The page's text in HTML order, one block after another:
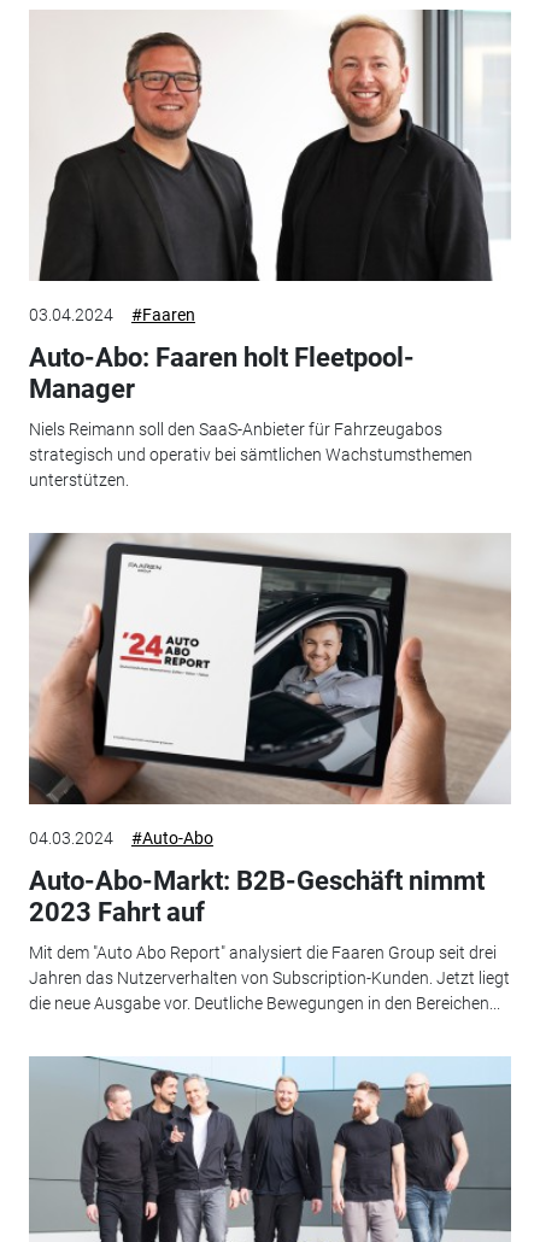
03.04.2024 #Faaren
Auto-Abo: Faaren holt Fleetpool-
Manager
Niels Reimann soll den SaaS-Anbieter für Fahrzeugabos
strategisch und operativ bei sämtlichen Wachstumsthemen
unterstützen.
04.03.2024 #Auto-Abo
Auto-Abo-Markt: B2B-Geschäft nimmt
2023 Fahrt auf
Mit dem "Auto Abo Report" analysiert die Faaren Group seit drei
Jahren das Nutzerverhalten von Subscription-Kunden. Jetzt liegt
die neue Ausgabe vor. Deutliche Bewegungen in den Bereichen...